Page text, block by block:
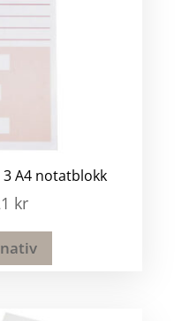
3 A4 notatblokk
kr